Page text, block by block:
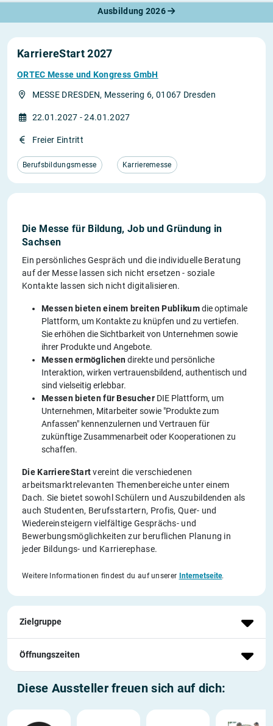
Ausbildung 2026
KarriereStart 2027
ORTEC Messe und Kongress GmbH
MESSE DRESDEN, Messering 6, 01067 Dresden
22.01.2027 - 24.01.2027
Freier Eintritt
Berufsbildungsmesse Karrieremesse
Die Messe für Bildung, Job und Gründung in
Sachsen
Ein persönliches Gespräch und die individuelle Beratung
auf der Messe lassen sich nicht ersetzen - soziale
Kontakte lassen sich nicht digitalisieren.
Messen bieten einem breiten Publikumdie optimale
Plattform, um Kontakte zu knüpfen und zu vertiefen.
Sie erhöhen die Sichtbarkeit von Unternehmen sowie
ihrer Produkte und Angebote.
Messen ermöglichendirekte und persönliche
Interaktion, wirken vertrauensbildend, authentisch und
sind vielseitig erlebbar.
Messen bieten für BesucherDIE Plattform, um
Unternehmen, Mitarbeiter sowie "Produkte zum
Anfassen" kennenzulernen und Vertrauen für
zukünftige Zusammenarbeit oder Kooperationen zu
schaffen.
Die KarriereStartvereint die verschiedenen
arbeitsmarktrelevanten Themenbereiche unter einem
Dach. Sie bietet sowohl Schülern und Auszubildenden als
auch Studenten, Berufsstartern, Profis, Quer- und
Wiedereinsteigern vielfältige Gesprächs- und
Bewerbungsmöglichkeiten zur beruflichen Planung in
jeder Bildungs- und Karrierephase.
Weitere Informationen findest du auf unserer Internetseite.
Zielgruppe
Öffnungszeiten
Diese Aussteller freuen sich auf dich: